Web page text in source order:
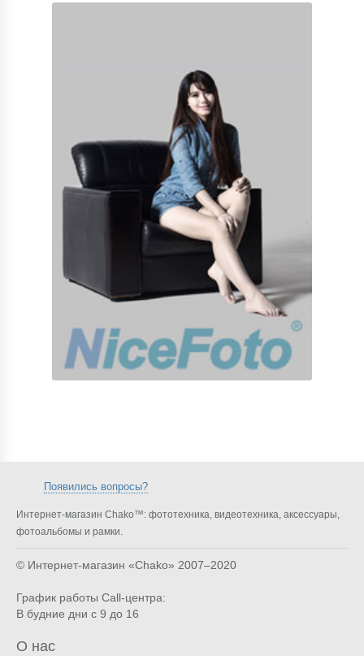
Появились вопросы?
Интернет-магазин Chako™: фототехника, видеотехника, аксессуары,
фотоальбомы и рамки.
© Интернет-магазин «Chako» 2007–2020
График работы Call-центра:
В будние дни с 9 до 16
О нас